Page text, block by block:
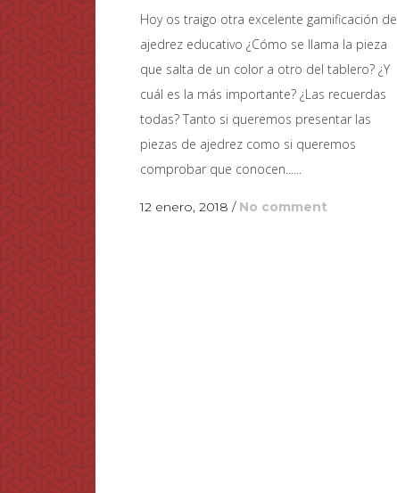
Hoy os traigo otra excelente gamificación de
ajedrez educativo ¿Cómo se llama la pieza
que salta de un color a otro del tablero? ¿Y
cuál es la más importante? ¿Las recuerdas
todas? Tanto si queremos presentar las
piezas de ajedrez como si queremos
comprobar que conocen......
12 enero, 2018 / No comment